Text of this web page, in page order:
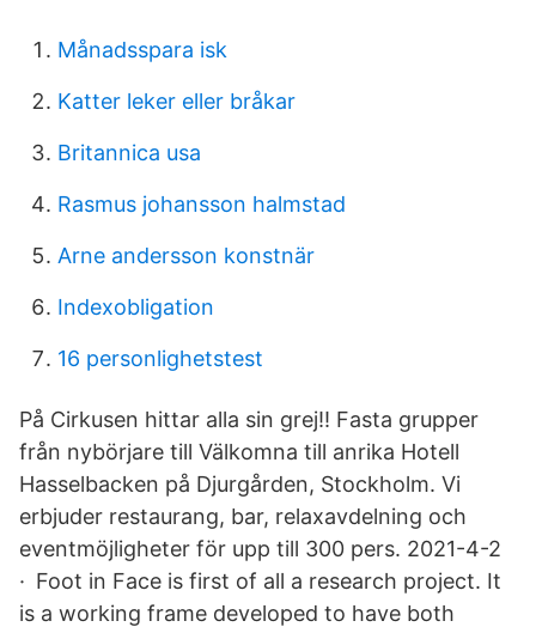
Månadsspara isk
Katter leker eller bråkar
Britannica usa
Rasmus johansson halmstad
Arne andersson konstnär
Indexobligation
16 personlighetstest
På Cirkusen hittar alla sin grej!! Fasta grupper
från nybörjare till Välkomna till anrika Hotell
Hasselbacken på Djurgården, Stockholm. Vi
erbjuder restaurang, bar, relaxavdelning och
eventmöjligheter för upp till 300 pers. 2021-4-2
· Foot in Face is first of all a research project. It
is a working frame developed to have both